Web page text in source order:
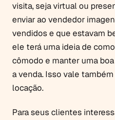
visita, seja virtual ou
enviar ao vendedor
vendidos e que estavam
ele terá uma ideia de
cômodo e manter uma
a venda. Isso vale
locação.
Para seus clientes